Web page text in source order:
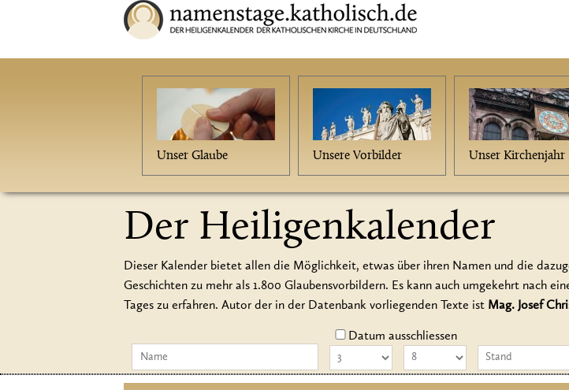
Unser Glaube Unsere Vorbilder Unser Kirchenjahr
Der Heiligenkalender
Dieser Kalender bietet allen die Möglichkeit, etwas über ihren Namen und die
Geschichten zu mehr als 1.800 Glaubensvorbildern. Es kann auch umgekehrt nach
Tages zu erfahren. Autor der in der Datenbank vorliegenden Texte ist Mag. Josef
Datum ausschliessen